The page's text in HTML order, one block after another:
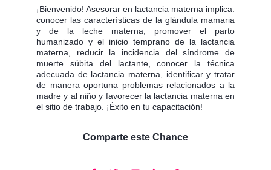
¡Bienvenido! Asesorar en lactancia materna implica:
conocer las características de la glándula mamaria
y de la leche materna, promover el parto
humanizado y el inicio temprano de la lactancia
materna, reducir la incidencia del síndrome de
muerte súbita del lactante, conocer la técnica
adecuada de lactancia materna, identificar y tratar
de manera oportuna problemas relacionados a la
madre y al niño y favorecer la lactancia materna en
el sitio de trabajo. ¡Éxito en tu capacitación!
Comparte este Chance